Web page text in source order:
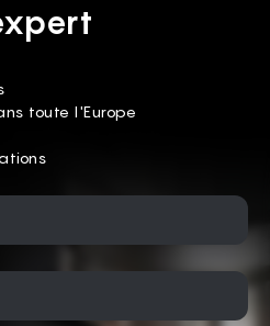
toute l'Europe